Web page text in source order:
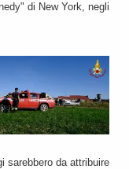
di New York, negli
sarebbero da attribuire